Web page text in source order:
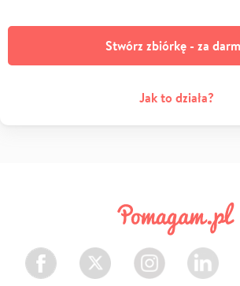
Stwórz zbiórkę - za
Jak to działa?
Facebook Twitter Instagram LinkedIn